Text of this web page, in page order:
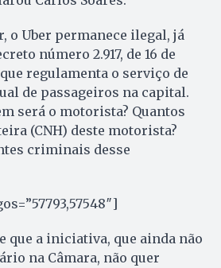
o Uber permanece ilegal, já
número 2.917, de 16 de
regulamenta o serviço de
de passageiros na capital.
será o motorista? Quantos
(CNH) deste motorista?
criminais desse
que a iniciativa, que ainda não
na Câmara, não quer